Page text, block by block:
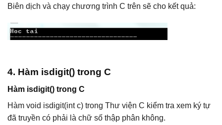
Biên dịch và chạy chương trình C trên sẽ cho kết quả:
4. Hàm isdigit() trong C
Hàm isdigit() trong C
Hàm void isdigit(int c) trong Thư viện C kiểm tra xem ký tự
đã truyền có phải là chữ số thập phân không.